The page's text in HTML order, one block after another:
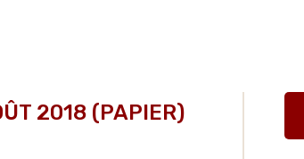
2018 (PAPIER)